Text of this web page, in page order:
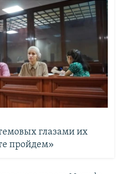
глазами их
пройдем»